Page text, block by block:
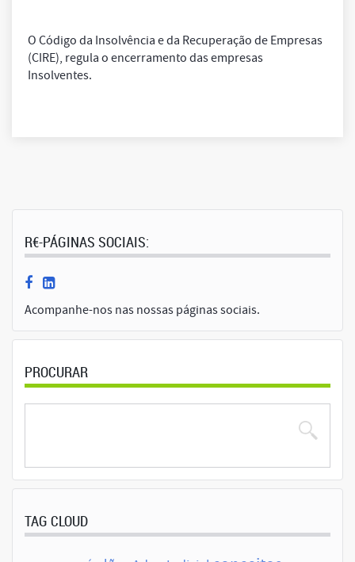
O Código da Insolvência e da Recuperação de Empresas
(CIRE), regula o encerramento das empresas
Insolventes.
R€-PÁGINAS SOCIAIS:
Acompanhe-nos nas nossas páginas sociais.
PROCURAR
TAG CLOUD